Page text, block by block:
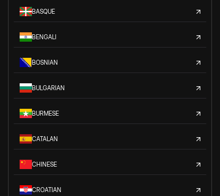
BASQUE
BENGALI
BOSNIAN
BULGARIAN
BURMESE
CATALAN
CHINESE
CROATIAN